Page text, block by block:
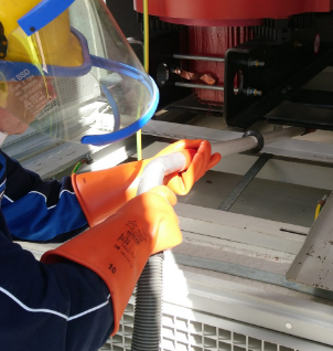
CZYSZCZENIE
I KONSERWACJA
URZĄDZEŃ
ELEKTRYCZNYCH
CZYTAJ WIĘCEJ